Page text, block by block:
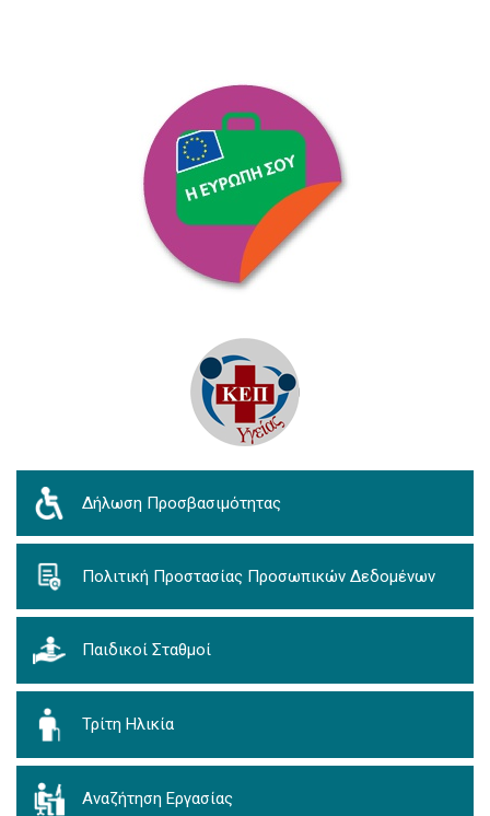
Δήλωση Προσβασιμότητας
Πολιτική Προστασίας Προσωπικών Δεδομένων
Παιδικοί Σταθμοί
Τρίτη Ηλικία
Αναζήτηση Εργασίας